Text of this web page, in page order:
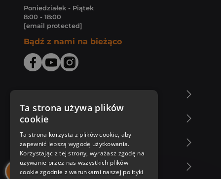
Poniedziałek - Piątek
8:00 - 18:00
[email protected]
Bądź z nami na bieżąco
Zakupy u nas
Nasza oferta
Nasi autorzy
Ta strona używa plików
cookie
Ta strona korzysta z plików cookie, aby
zapewnić lepszą wygodę użytkowania.
Korzystając z tej strony, wyrażasz zgodę na
używanie przez nas wszystkich plików
cookie zgodnie z warunkami naszej polityki